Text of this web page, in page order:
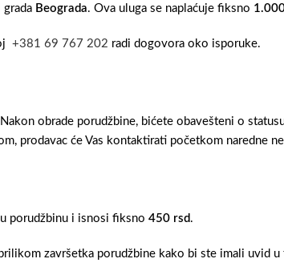
Beograda. Ova uluga se naplaćuje fiksno
+381 69 767 202 radi dogovora oko isporuke.
obrade porudžbine, bićete obavešteni o
prodavac će Vas kontaktirati početkom naredne
porudžbinu i isnosi fiksno 450 rsd .
završetka porudžbine kako bi ste imali uvid u